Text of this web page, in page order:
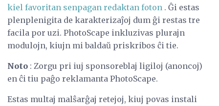
kiel favoritan senpagan redaktan foton . Ĝi estas
plenplenigita de karakterizaĵoj dum ĝi restas tre
facila por uzi. PhotoScape inkluzivas plurajn
modulojn, kiujn mi baldaŭ priskribos ĉi tie.
Noto : Zorgu pri iuj sponsoreblaj ligiloj (anoncoj)
en ĉi tiu paĝo reklamanta PhotoScape.
Estas multaj malŝarĝaj retejoj, kiuj povas instali